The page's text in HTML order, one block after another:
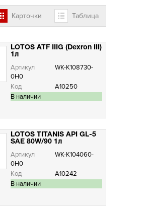
Карточки Таблица
LOTOS ATF IIIG (Dexron III)
1л
Артикул
WK-K108730-
0H0
Код
А10250
В наличии
LOTOS TITANIS API GL-5
SAE 80W/90 1л
Артикул
WK-K104060-
0H0
Код
А10242
В наличии